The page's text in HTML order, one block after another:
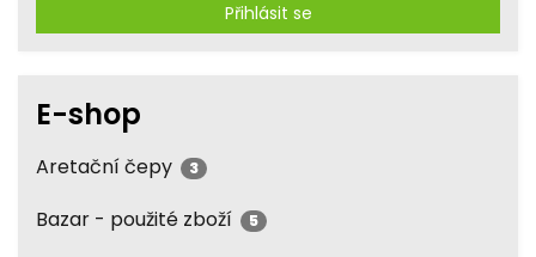
Přihlásit se
E-shop
Aretační čepy 3
Bazar - použité zboží 5